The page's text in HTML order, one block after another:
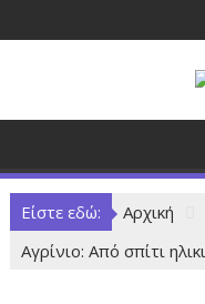
ε
σ
ε
Είστε εδώ: Αρχική
Aγρίνιο: Aπό σπίτι